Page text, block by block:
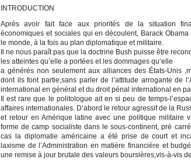
INTRODUCTION
Après avoir fait face aux priorités de la situation
économiques et sociales qui en découlent, Barack
le monde, à la fois au plan diplomatique et militaire.
Il ne nous paraît pas que la doctrine Bush puisse être
les atteintes qu’elle a portées et les dommages qu’elle
a générés non seulement aux alliances des États-Unis
dont ils font partie,sans parler de l’attitude arrogante de
international en général et du droit pénal international en
Il est rare que le politologue ait en si peu de temps-
affaires internationales. D’abord le retour agressif de la
et retour en Amérique latine avec une politique militaire
forme de camp socialiste dans le sous-continent, pré
cas la diplomatie américaine a été prise de court et
laxisme de l’Administration en matière financière et
une remise à jour brutale des valeurs boursières,vis-à-vis